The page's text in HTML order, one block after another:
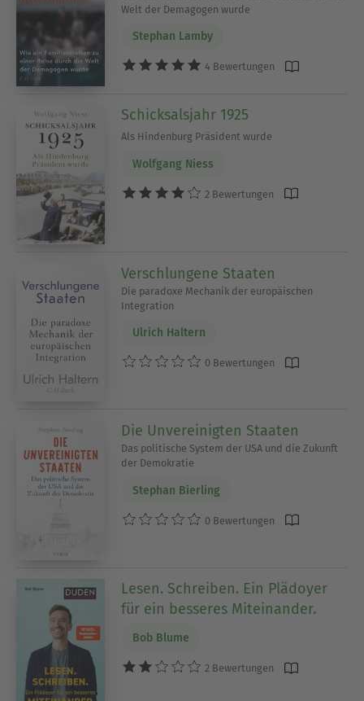
Welt der Demagogen wurde
Stephan Lamby
4 Bewertungen
Schicksalsjahr 1925
Als Hindenburg Präsident wurde
Wolfgang Niess
2 Bewertungen
Verschlungene Staaten
Die paradoxe Mechanik der europäischen
Integration
Ulrich Haltern
0 Bewertungen
Die Unvereinigten Staaten
Das politische System der USA und die Zukunft
der Demokratie
Stephan Bierling
0 Bewertungen
Lesen. Schreiben. Ein Plädoyer
für ein besseres Miteinander.
Bob Blume
2 Bewertungen